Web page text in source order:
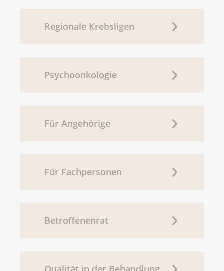
Regionale Krebsligen
Psychoonkologie
Für Angehörige
Für Fachpersonen
Betroffenenrat
Qualität in der Behandlung